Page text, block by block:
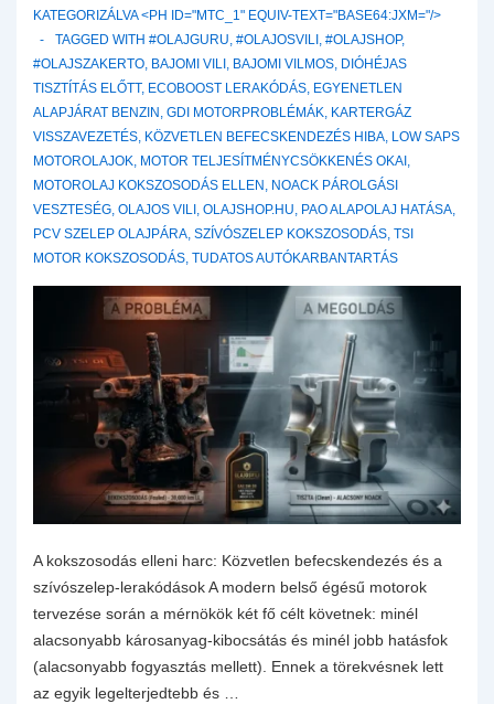
KATEGORIZÁLVA <PH ID="MTC_1" EQUIV-TEXT="BASE64:JXM="/>
TAGGED WITH #OLAJGURU, #OLAJOSVILI , #OLAJSHOP,
#OLAJSZAKERTO, BAJOMI VILI , BAJOMI VILMOS, DIÓHÉJAS
TISZTÍTÁS ELŐTT, ECOBOOST LERAKÓDÁS, EGYENETLEN
ALAPJÁRAT BENZIN , GDI MOTORPROBLÉMÁK, KARTERGÁZ
VISSZAVEZETÉS, KÖZVETLEN BEFECSKENDEZÉS HIBA, LOW SAPS
MOTOROLAJOK, MOTOR TELJESÍTMÉNYCSÖKKENÉS OKAI ,
MOTOROLAJ KOKSZOSODÁS ELLEN , NOACK PÁROLGÁSI
VESZTESÉG, OLAJOS VILI , OLAJSHOP.HU, PAO ALAPOLAJ HATÁSA,
PCV SZELEP OLAJPÁRA, SZÍVÓSZELEP KOKSZOSODÁS, TSI
MOTOR KOKSZOSODÁS, TUDATOS AUTÓKARBANTARTÁS
A kokszosodás elleni harc: Közvetlen befecskendezés és a
szívószelep-lerakódások A modern belső égésű motorok
tervezése során a mérnökök két fő célt követnek: minél
alacsonyabb károsanyag-kibocsátás és minél jobb hatásfok
(alacsonyabb fogyasztás mellett). Ennek a törekvésnek lett
az egyik legelterjedtebb és …